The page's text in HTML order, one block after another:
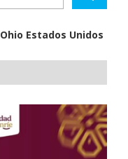
Estados Unidos